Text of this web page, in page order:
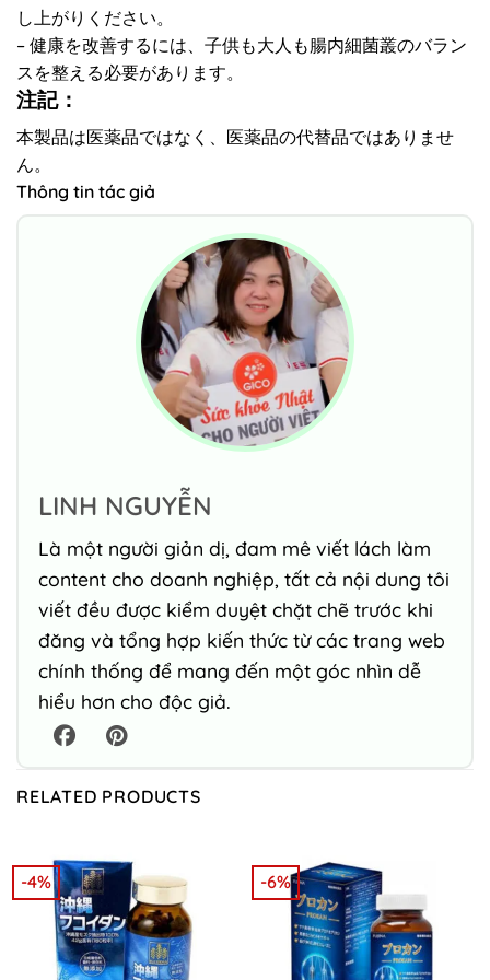
し上がりください。
– 健康を改善するには、子供も大人も腸内細菌叢のバラン
スを整える必要があります。
注記：
本製品は医薬品ではなく、医薬品の代替品ではありませ
ん。
Thông tin tác giả
LINH NGUYỄN
Là một người giản dị, đam mê viết lách làm
content cho doanh nghiệp, tất cả nội dung tôi
viết đều được kiểm duyệt chặt chẽ trước khi
đăng và tổng hợp kiến thức từ các trang web
chính thống để mang đến một góc nhìn dễ
hiểu hơn cho độc giả.
RELATED PRODUCTS
-4% -6%